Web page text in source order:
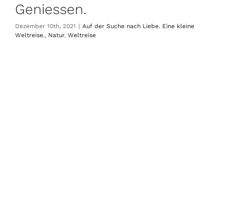
Geniessen.
Dezember 10th, 2021 | Auf der Suche nach Liebe. Eine kleine
Weltreise., Natur, Weltreise